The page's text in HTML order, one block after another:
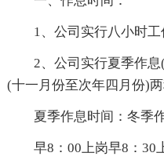
1、公司实行八小时工
2、公司实行夏季作
(十一月份至次年四月份)
夏季作息时间：冬季
早8：00上岗早8：30